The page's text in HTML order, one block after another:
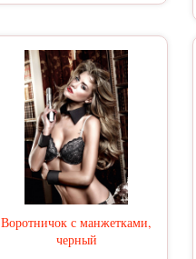
Воротничок с манжетками,
черный